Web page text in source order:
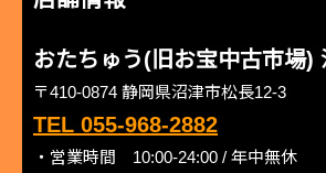
おたちゅう(旧お宝中古市場)
〒410-0874 静岡県沼津市松長12-3
TEL 055-968-2882
・営業時間 10:00-24:00 / 年中無休